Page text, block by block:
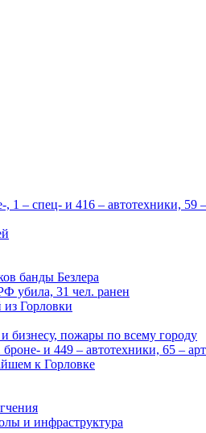
– спец- и 416 – автотехники,
банды Безлера
убила, 31 чел. ранен
из Горловки
бизнесу, пожары по всему городу
и 449 – автотехники, 65 –
к Горловке
и инфраструктура